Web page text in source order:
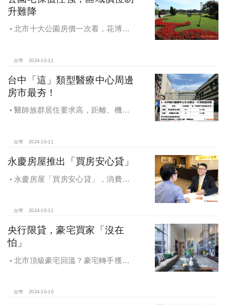
升難降
北市十大公園房價一次看，花博年
台灣 2024-10-11
台中「這」類型醫療中心周邊
房市最夯！
醫師族群居住要求高，距離、機能
台灣 2024-10-11
永慶房屋推出「買房安心貸」
永慶房屋「買房安心貸」，消費者
產交易安全
台灣 2024-10-11
央行限貸，豪宅買家「沒在
怕」
北市頂級豪宅回溫？豪宅轉手獲利
台灣 2024-10-10